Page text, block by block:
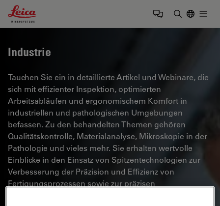
Leica Microsystems Logo
Industrie
Tauchen Sie ein in detaillierte Artikel und Webinare, die
sich mit effizienter Inspektion, optimierten
Arbeitsabläufen und ergonomischem Komfort in
industriellen und pathologischen Umgebungen
befassen. Zu den behandelten Themen gehören
Qualitätskontrolle, Materialanalyse, Mikroskopie in der
Pathologie und vieles mehr. Sie erhalten wertvolle
Einblicke in den Einsatz von Spitzentechnologien zur
Verbesserung der Präzision und Effizienz von
Fertigungsprozessen sowie zur präzisen